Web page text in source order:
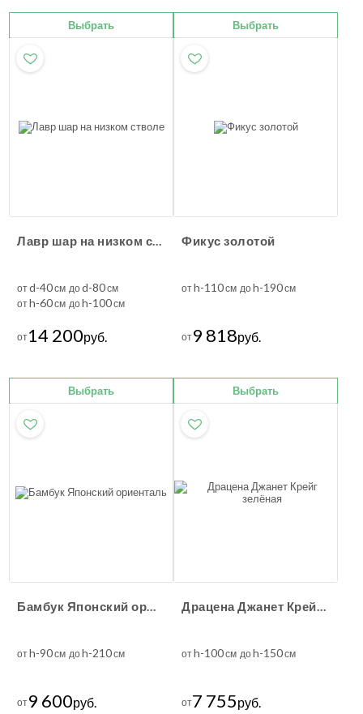
Выбрать Выбрать
Лавр шар на низком стволе
отd-40см доd-80см
отh-60см доh-100см
от14 200руб.
Выбрать
Фикус золотой
отh-110см доh-190см
от9 818руб.
Выбрать
Бамбук Японский ориенталь
отh-90см доh-210см
от9 600руб.
Драцена Джанет Крейг зелёная
отh-100см доh-150см
от7 755руб.